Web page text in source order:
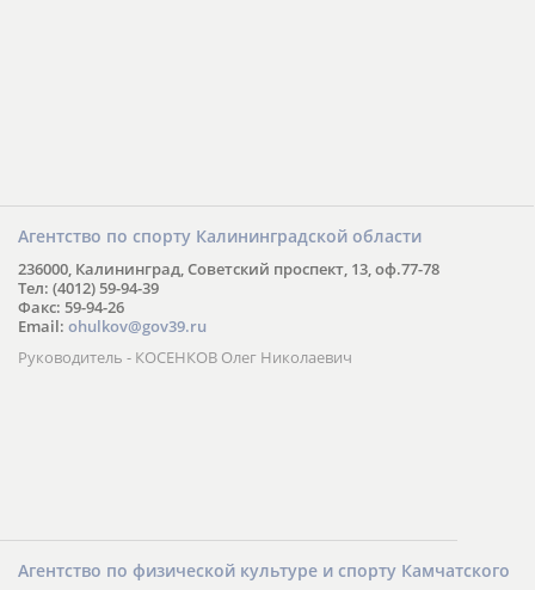
Агентство по спорту Калининградской области
236000, Калининград, Советский проспект, 13, оф.77-78
Тел: (4012) 59-94-39
Факс: 59-94-26
Email: ohulkov@gov39.ru
Руководитель - КОСЕНКОВ Олег Николаевич
Агентство по физической культуре и спорту Камчатского